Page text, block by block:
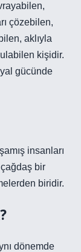
çözebilen,
aklıyla
kişidir.
gücünde
insanları
çağdaş bir
biridir.
dönemde